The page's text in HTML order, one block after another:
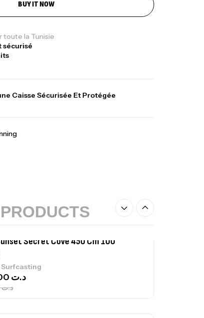
BUY IT NOW
toute la Tunisie
sécurisé
Caisse Sécurisée Et Protégée
PRODUCTS
د.ت420,000
د.ت378,000
Branches Inox T26S/35
Secret Cove 450 Cm 100
Surfcasting
د.ت768,000
د.ت